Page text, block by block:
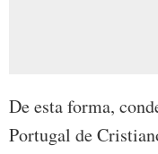
De esta forma,
Portugal de